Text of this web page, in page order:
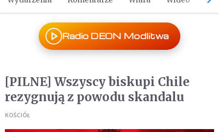
Radio DEON Modlitwa
[PILNE] Wszyscy biskupi Chile
rezygnują z powodu skandalu
KOŚCIÓŁ